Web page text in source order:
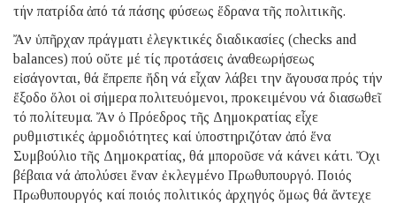
τήν πατρίδα ἀπό τά πάσης φύσεως ἕδρανα τῆς πολιτικῆς.
Ἄν ὑπῆρχαν πράγματι ἐλεγκτικές διαδικασίες (checks and
balances) πού οὔτε μέ τίς προτάσεις ἀναθεωρήσεως
εἰσάγονται, θά ἔπρεπε ἤδη νά εἶχαν λάβει την ἄγουσα πρός τήν
ἔξοδο ὅλοι οἱ σήμερα πολιτευόμενοι, προκειμένου νά διασωθεῖ
τό πολίτευμα. Ἄν ὁ Πρόεδρος τῆς Δημοκρατίας εἶχε
ρυθμιστικές ἁρμοδιότητες καί ὑποστηριζόταν ἀπό ἕνα
Συμβούλιο τῆς Δημοκρατίας, θά μποροῦσε νά κάνει κάτι. Ὄχι
βέβαια νά ἀπολύσει ἕναν ἐκλεγμένο Πρωθυπουργό. Ποιός
Πρωθυπουργός καί ποιός πολιτικός ἀρχηγός ὅμως θά ἄντεχε